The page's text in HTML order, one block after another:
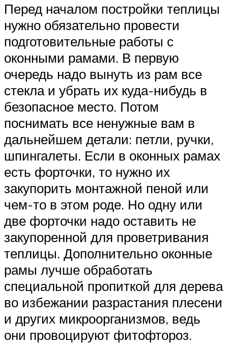
Перед началом постройки теплицы
нужно обязательно провести
подготовительные работы с
оконными рамами. В первую
очередь надо вынуть из рам все
стекла и убрать их куда-нибудь в
безопасное место. Потом
поснимать все ненужные вам в
дальнейшем детали: петли, ручки,
шпингалеты. Если в оконных рамах
есть форточки, то нужно их
закупорить монтажной пеной или
чем-то в этом роде. Но одну или
две форточки надо оставить не
закупоренной для проветривания
теплицы. Дополнительно оконные
рамы лучше обработать
специальной пропиткой для дерева
во избежании разрастания плесени
и других микроорганизмов, ведь
они провоцируют фитофтороз.